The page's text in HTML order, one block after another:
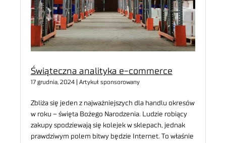
Świąteczna analityka e-commerce
17 grudnia, 2024 | Artykuł sponsorowany
Zbliża się jeden z najważniejszych dla handlu okresów
w roku – święta Bożego Narodzenia. Ludzie robiący
zakupy spodziewają się kolejek w sklepach, jednak
prawdziwym polem bitwy będzie Internet. To właśnie